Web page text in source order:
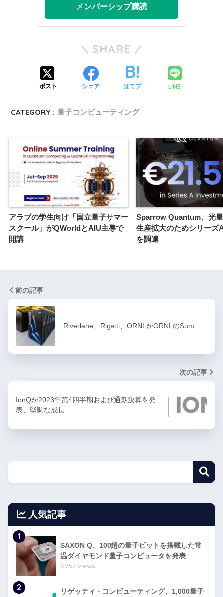
メンバーシップ購読
SHARE
ポスト シェア はてブ LINE
CATEGORY : 量子コンピューティング
アラブの学生向け「国立量子サマー
スクール」がQWorldとAIU主導で
開講
Sparrow Quantum、光
生産拡大のためシリーズ
を調達
前の記事
Riverlane、Rigetti、ORNLがORNLのSum…
次の記事
IonQが2023年第4四半期および通期決算を発
表、堅調な成長…
人気記事
1
SAXON Q、100超の量子ビットを搭載した常
温ダイヤモンド量子コンピュータを発表
8957 views
2
リゲッティ・コンピューティング、1,000量子